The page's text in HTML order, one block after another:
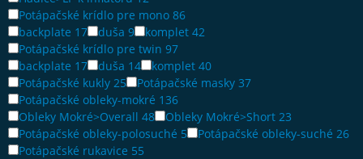
Potápačské krídlo pre mono 86
backplate 17 duša 9 komplet 42
Potápačské krídlo pre twin 97
backplate 17 duša 14 komplet 40
Potápačské kukly 25 Potápačské masky 37
Potápačské obleky-mokré 136
Obleky Mokré>Overall 48 Obleky Mokré>Short 23
Potápačské obleky-polosuché 5 Potápačské obleky-suché 26
Potápačské rukavice 55